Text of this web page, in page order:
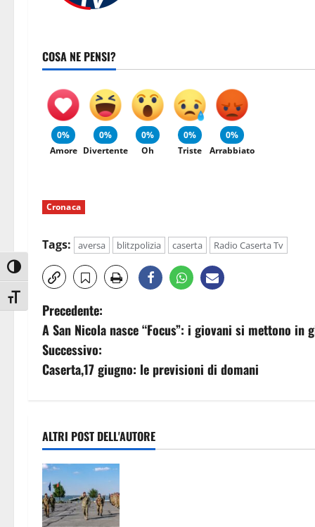
Attiva/disattiva alto contrasto
Attiva/disattiva dimensione testo
COSA NE PENSI?
0%
Amore
0%
Divertente
0%
Oh
0%
Triste
0%
Arrabbiato
Cronaca
Tags: aversa blitzpolizia caserta Radio Caserta Tv
N
a
v
g
a
z
Precedente:
A San Nicola nasce “Focus”: i giovani si mettono in
Successivo:
Caserta,17 giugno: le previsioni di domani
ALTRI POST DELL'AUTORE